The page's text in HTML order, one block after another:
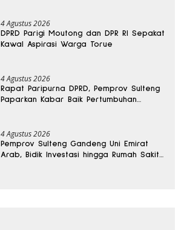
4 Agustus 2026
DPRD Parigi Moutong dan DPR RI Sepakat
Kawal Aspirasi Warga Torue
4 Agustus 2026
Rapat Paripurna DPRD, Pemprov Sulteng
Paparkan Kabar Baik Pertumbuhan
4 Agustus 2026
Pemprov Sulteng Gandeng Uni Emirat
Arab, Bidik Investasi hingga Rumah Sakit